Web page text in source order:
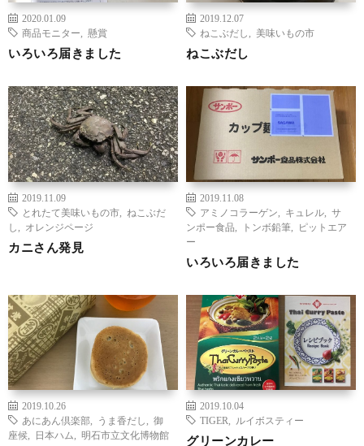
2020.01.09
商品モニター
懸賞
いろいろ届きました
2019.12.07
ねこぶだし
美味いもの市
ねこぶだし
2019.11.09
とれたて美味いもの市
ねこぶだ
し
オレンジページ
カニさん発見
2019.11.08
アミノコラーゲン
キュレル
サ
ンポー食品
トンボ鉛筆
ピットエア
ー
いろいろ届きました
2019.10.26
あにあん倶楽部
うま香だし
御
座候
日本ハム 明石市立文化博物館
2019.10.04
TIGER
ルイボスティー
グリーンカレー